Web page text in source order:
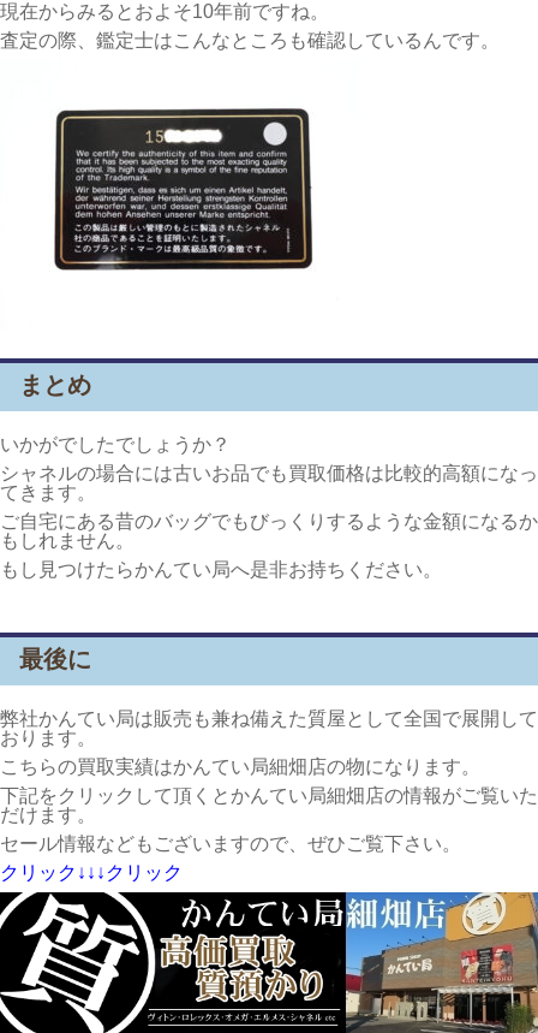
現在からみるとおよそ10年前ですね。
査定の際、鑑定士はこんなところも確認しているんです。
まとめ
いかがでしたでしょうか？
シャネルの場合には古いお品でも買取価格は比較的高額になっ
てきます。
ご自宅にある昔のバッグでもびっくりするような金額になるか
もしれません。
もし見つけたらかんてい局へ是非お持ちください。
最後に
弊社かんてい局は販売も兼ね備えた質屋として全国で展開して
おります。
こちらの買取実績はかんてい局細畑店の物になります。
下記をクリックして頂くとかんてい局細畑店の情報がご覧いた
だけます。
セール情報などもございますので、ぜひご覧下さい。
クリック↓↓↓クリック